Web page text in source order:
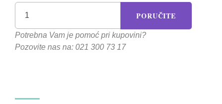
PORUČITE
Potrebna Vam je pomoć pri kupovini?
Pozovite nas na: 021 300 73 17